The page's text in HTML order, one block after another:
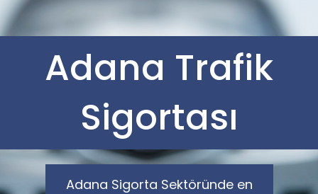
Adana Trafik
Sigortası
Adana Sigorta Sektöründe en